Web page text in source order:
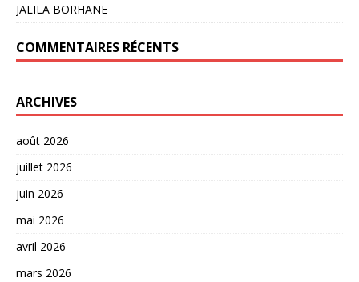
JALILA BORHANE
COMMENTAIRES RÉCENTS
ARCHIVES
août 2026
juillet 2026
juin 2026
mai 2026
avril 2026
mars 2026